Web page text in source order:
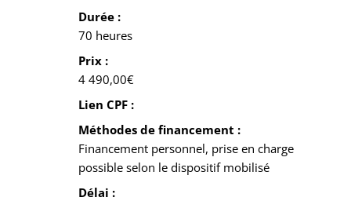
Durée :
70 heures
Prix :
4 490,00€
Lien CPF :
Méthodes de financement :
Financement personnel, prise en charge
possible selon le dispositif mobilisé
Délai :